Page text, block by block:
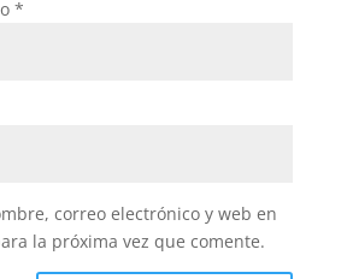
*
correo electrónico y web en
la próxima vez que comente.